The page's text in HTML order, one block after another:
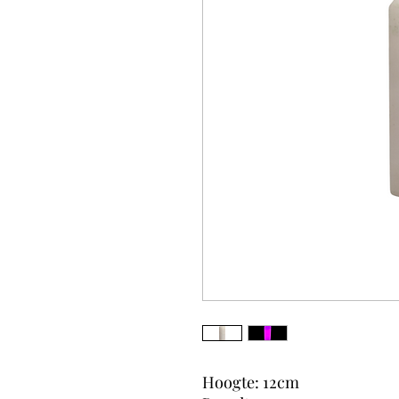
Hoogte: 12cm